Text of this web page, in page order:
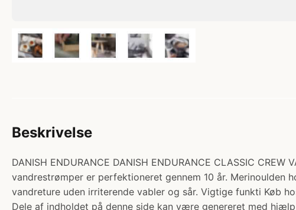
Beskrivelse
DANISH ENDURANCE DANISH ENDURANCE CLASSIC
vandrestrømper er perfektioneret gennem 10 år.
vandreture uden irriterende vabler og sår. Vigtige funkti Køb
Dele af indholdet på denne side kan være genereret med